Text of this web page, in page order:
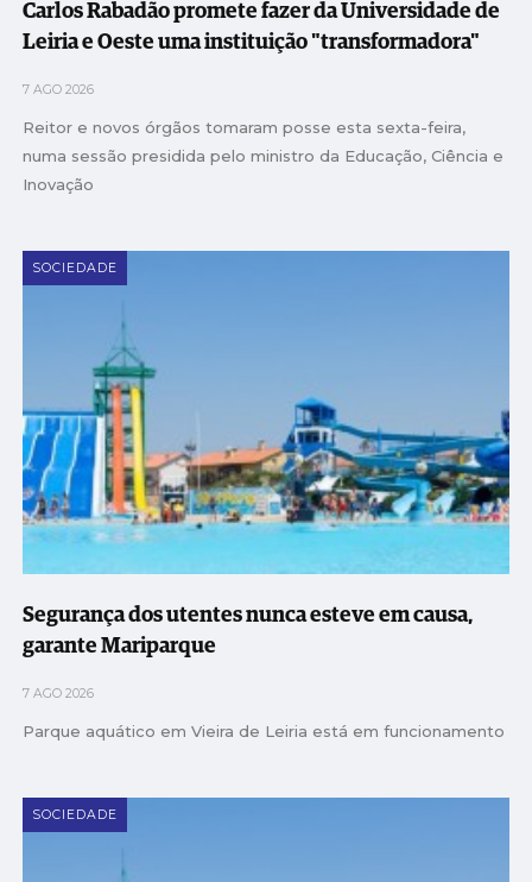
Carlos Rabadão promete fazer da Universidade de
Leiria e Oeste uma instituição "transformadora"
7 AGO 2026
Reitor e novos órgãos tomaram posse esta sexta-feira,
numa sessão presidida pelo ministro da Educação, Ciência e
Inovação
SOCIEDADE
Segurança dos utentes nunca esteve em causa,
garante Mariparque
7 AGO 2026
Parque aquático em Vieira de Leiria está em funcionamento
SOCIEDADE